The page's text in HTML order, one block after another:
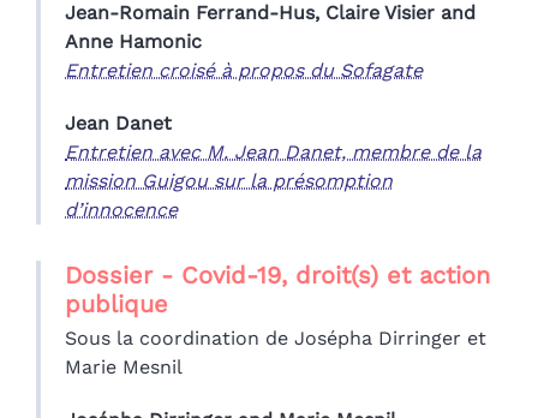
Jean-Romain Ferrand-Hus, Claire Visier and
Anne Hamonic
Entretien croisé à propos du Sofagate
Jean Danet
Entretien avec M. Jean Danet, membre de la
mission Guigou sur la présomption
d’innocence
Dossier - Covid-19, droit(s) et action
publique
Sous la coordination de Josépha Dirringer et
Marie Mesnil